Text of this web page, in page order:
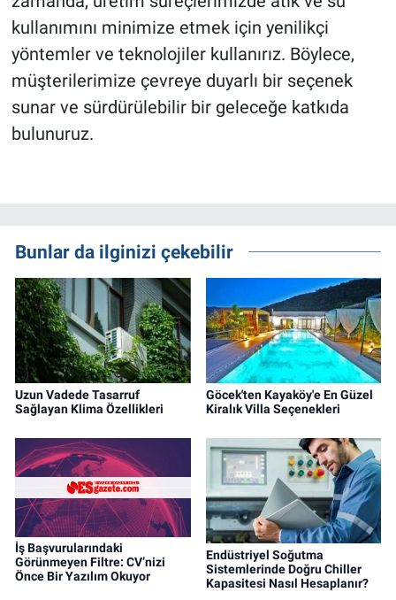
kullanımını minimize etmek için yenilikçi
yöntemler ve teknolojiler kullanırız. Böylece,
müşterilerimize çevreye duyarlı bir seçenek
sunar ve sürdürülebilir bir geleceğe katkıda
bulunuruz.
Bunlar da ilginizi çekebilir
Uzun Vadede Tasarruf
Sağlayan Klima Özellikleri
Göcek'ten Kayaköy'e En Güzel
Kiralık Villa Seçenekleri
İş Başvurularındaki
Görünmeyen Filtre: CV’nizi
Önce Bir Yazılım Okuyor
Endüstriyel Soğutma
Sistemlerinde Doğru Chiller
Kapasitesi Nasıl Hesaplanır?